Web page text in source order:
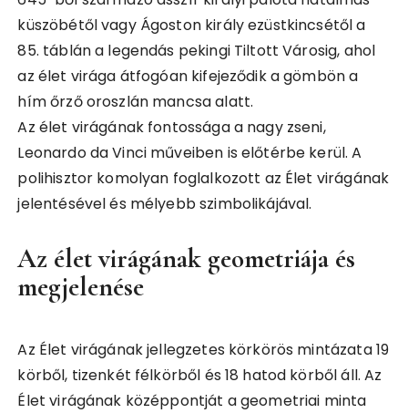
küszöbétől vagy Ágoston király ezüstkincsétől a
85. táblán a legendás pekingi Tiltott Városig, ahol
az élet virága átfogóan kifejeződik a gömbön a
hím őrző oroszlán mancsa alatt.
Az élet virágának fontossága a nagy zseni,
Leonardo da Vinci műveiben is előtérbe kerül. A
polihisztor komolyan foglalkozott az Élet virágának
jelentésével és mélyebb szimbolikájával.
Az élet virágának geometriája és
megjelenése
Az Élet virágának jellegzetes körkörös mintázata 19
körből, tizenkét félkörből és 18 hatod körből áll. Az
Élet virágának középpontját a geometriai minta